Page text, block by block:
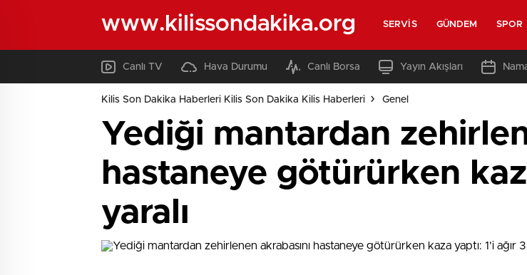
www.kilissondakika.org SERVIS GÜNDEM SPOR
Canlı TV Hava Durumu Canlı Borsa Yayın Akışları
Kilis Son Dakika Haberleri Kilis Son Dakika Kilis Haberleri Genel
Yediği mantardan
hastaneye götürürken
yaralı